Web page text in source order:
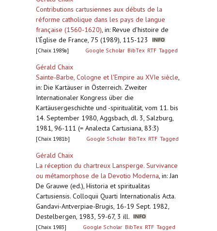
Contributions cartusiennes aux débuts de la
réforme catholique dans les pays de langue
française (1560-1620), in: Revue d'histoire de
l'Église de France, 75 (1989), 115-123
[Chaix 1989a] Google Scholar BibTex RTF Tagged
Gérald Chaix
Sainte-Barbe, Cologne et l'Empire au XVIe siècle,
in: Die Kartäuser in Österreich. Zweiter
Internationaler Kongress über die
Kartäusergeschichte und -spiritualität, vom 11. bis
14. September 1980, Aggsbach, dl. 3, Salzburg,
1981, 96-111 (= Analecta Cartusiana, 83:3)
[Chaix 1981b] Google Scholar BibTex RTF Tagged
Gérald Chaix
La réception du chartreux Lansperge. Survivance
ou métamorphose de la Devotio Moderna, in: Jan
De Grauwe (ed.), Historia et spiritualitas
Cartusiensis. Colloquii Quarti Internationalis Acta.
Gandavi-Antverpiae-Brugis, 16-19 Sept. 1982,
Destelbergen, 1983, 59-67, 3 ill.
[Chaix 1983] Google Scholar BibTex RTF Tagged